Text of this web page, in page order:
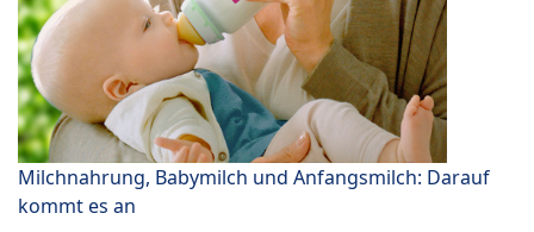
Milchnahrung, Babymilch und Anfangsmilch: Darauf
kommt es an